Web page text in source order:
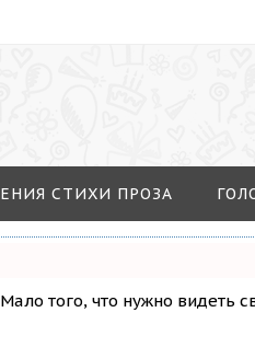
СТИХИ ПРОЗА
того, что нужно видеть